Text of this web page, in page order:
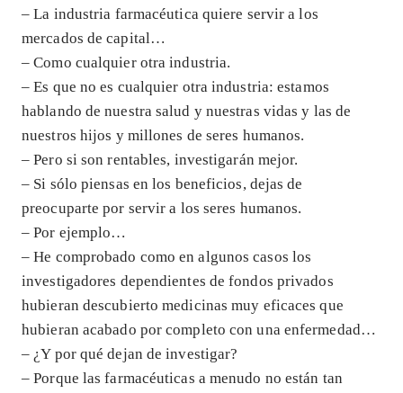
– La industria farmacéutica quiere servir a los
mercados de capital…
– Como cualquier otra industria.
– Es que no es cualquier otra industria: estamos
hablando de nuestra salud y nuestras vidas y las de
nuestros hijos y millones de seres humanos.
– Pero si son rentables, investigarán mejor.
– Si sólo piensas en los beneficios, dejas de
preocuparte por servir a los seres humanos.
– Por ejemplo…
– He comprobado como en algunos casos los
investigadores dependientes de fondos privados
hubieran descubierto medicinas muy eficaces que
hubieran acabado por completo con una enfermedad…
– ¿Y por qué dejan de investigar?
– Porque las farmacéuticas a menudo no están tan